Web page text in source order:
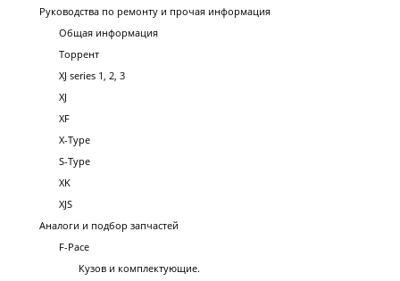
Руководства по ремонту и прочая информация
Общая информация
Торрент
XJ series 1, 2, 3
XJ
XF
X-Type
S-Type
XK
XJS
Аналоги и подбор запчастей
F-Pace
Кузов и комплектующие.